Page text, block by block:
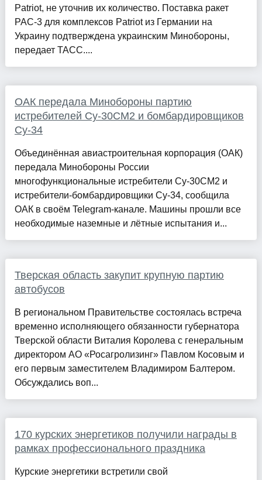
Patriot, не уточнив их количество. Поставка ракет
PAC-3 для комплексов Patriot из Германии на
Украину подтверждена украинским Минобороны,
передает ТАСС....
ОАК передала Минобороны партию
истребителей Су-30СМ2 и бомбардировщиков
Су-34
Объединённая авиастроительная корпорация (ОАК)
передала Минобороны России
многофункциональные истребители Су-30СМ2 и
истребители-бомбардировщики Су-34, сообщила
ОАК в своём Telegram-канале. Машины прошли все
необходимые наземные и лётные испытания и...
Тверская область закупит крупную партию
автобусов
В региональном Правительстве состоялась встреча
временно исполняющего обязанности губернатора
Тверской области Виталия Королева с генеральным
директором АО «Росагролизинг» Павлом Косовым и
его первым заместителем Владимиром Балтером.
Обсуждались воп...
170 курских энергетиков получили награды в
рамках профессионального праздника
Курские энергетики встретили свой